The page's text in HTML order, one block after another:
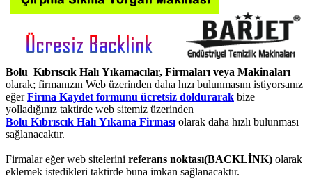
Bolu Kıbrıscık Halı Yıkamacılar, Firmaları veya Makinaları
olarak; firmanızın Web üzerinden daha hızı bulunmasını istiyorsanız
eğerFirma Kaydet formunu ücretsiz doldurarak bize
yolladığınız taktirde web sitemiz üzerinden
Bolu Kıbrıscık Halı Yıkama Firmasıolarak daha hızlı bulunması
sağlanacaktır.
Firmalar eğer web sitelerini referans noktası(BACKLİNK) olarak
eklemek istedikleri taktirde buna imkan sağlanacaktır.